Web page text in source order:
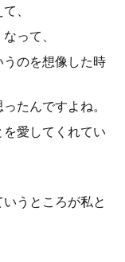
、
って、
のを想像した時
たんですよね。
愛してくれてい
うところが私と